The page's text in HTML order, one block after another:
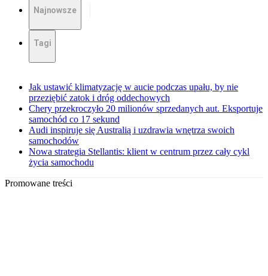
Najnowsze
Tagi
Jak ustawić klimatyzację w aucie podczas upału, by nie
przeziębić zatok i dróg oddechowych
Chery przekroczyło 20 milionów sprzedanych aut. Eksportuje
samochód co 17 sekund
Audi inspiruje się Australią i uzdrawia wnętrza swoich
samochodów
Nowa strategia Stellantis: klient w centrum przez cały cykl
życia samochodu
Promowane treści